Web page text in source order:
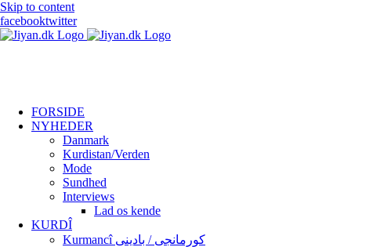
Skip to content
facebooktwitter
FORSIDE
NYHEDER
Danmark
Kurdistan/Verden
Mode
Sundhed
Interviews
Lad os kende
KURDÎ
Kurmancî کورمانجی / بادینی